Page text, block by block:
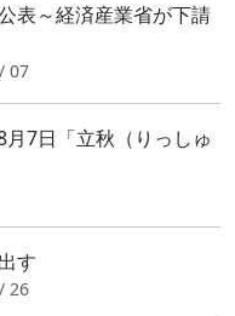
表～経済産業省が下請
07
7日「立秋（りっしゅ
す
26